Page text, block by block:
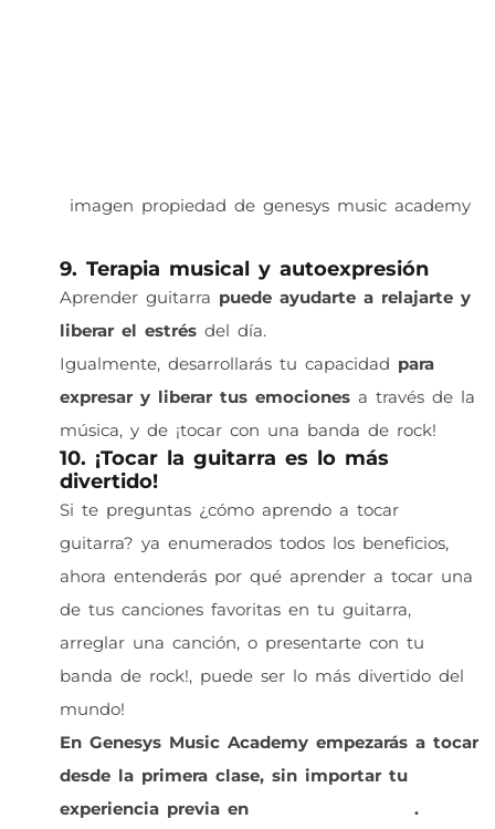
imagen propiedad de genesys music academy
9. Terapia musical y autoexpresión
Aprender guitarra puede ayudarte a relajarte y
liberar el estrés del día.
Igualmente, desarrollarás tu capacidad para
expresar y liberar tus emocionesa través de la
música, y de ¡tocar con una banda de rock!
10. ¡Tocar la guitarra es lo más
divertido!
Si te preguntas ¿cómo aprendo a tocar
guitarra? ya enumerados todos los beneficios,
ahora entenderás por qué aprender a tocar una
de tus canciones favoritas en tu guitarra,
arreglar una canción, o presentarte con tu
banda de rock!, puede ser lo más divertido del
mundo!
En Genesys Music Academy empezarás a tocar
desde la primera clase, sin importar tu
experiencia previa en
.